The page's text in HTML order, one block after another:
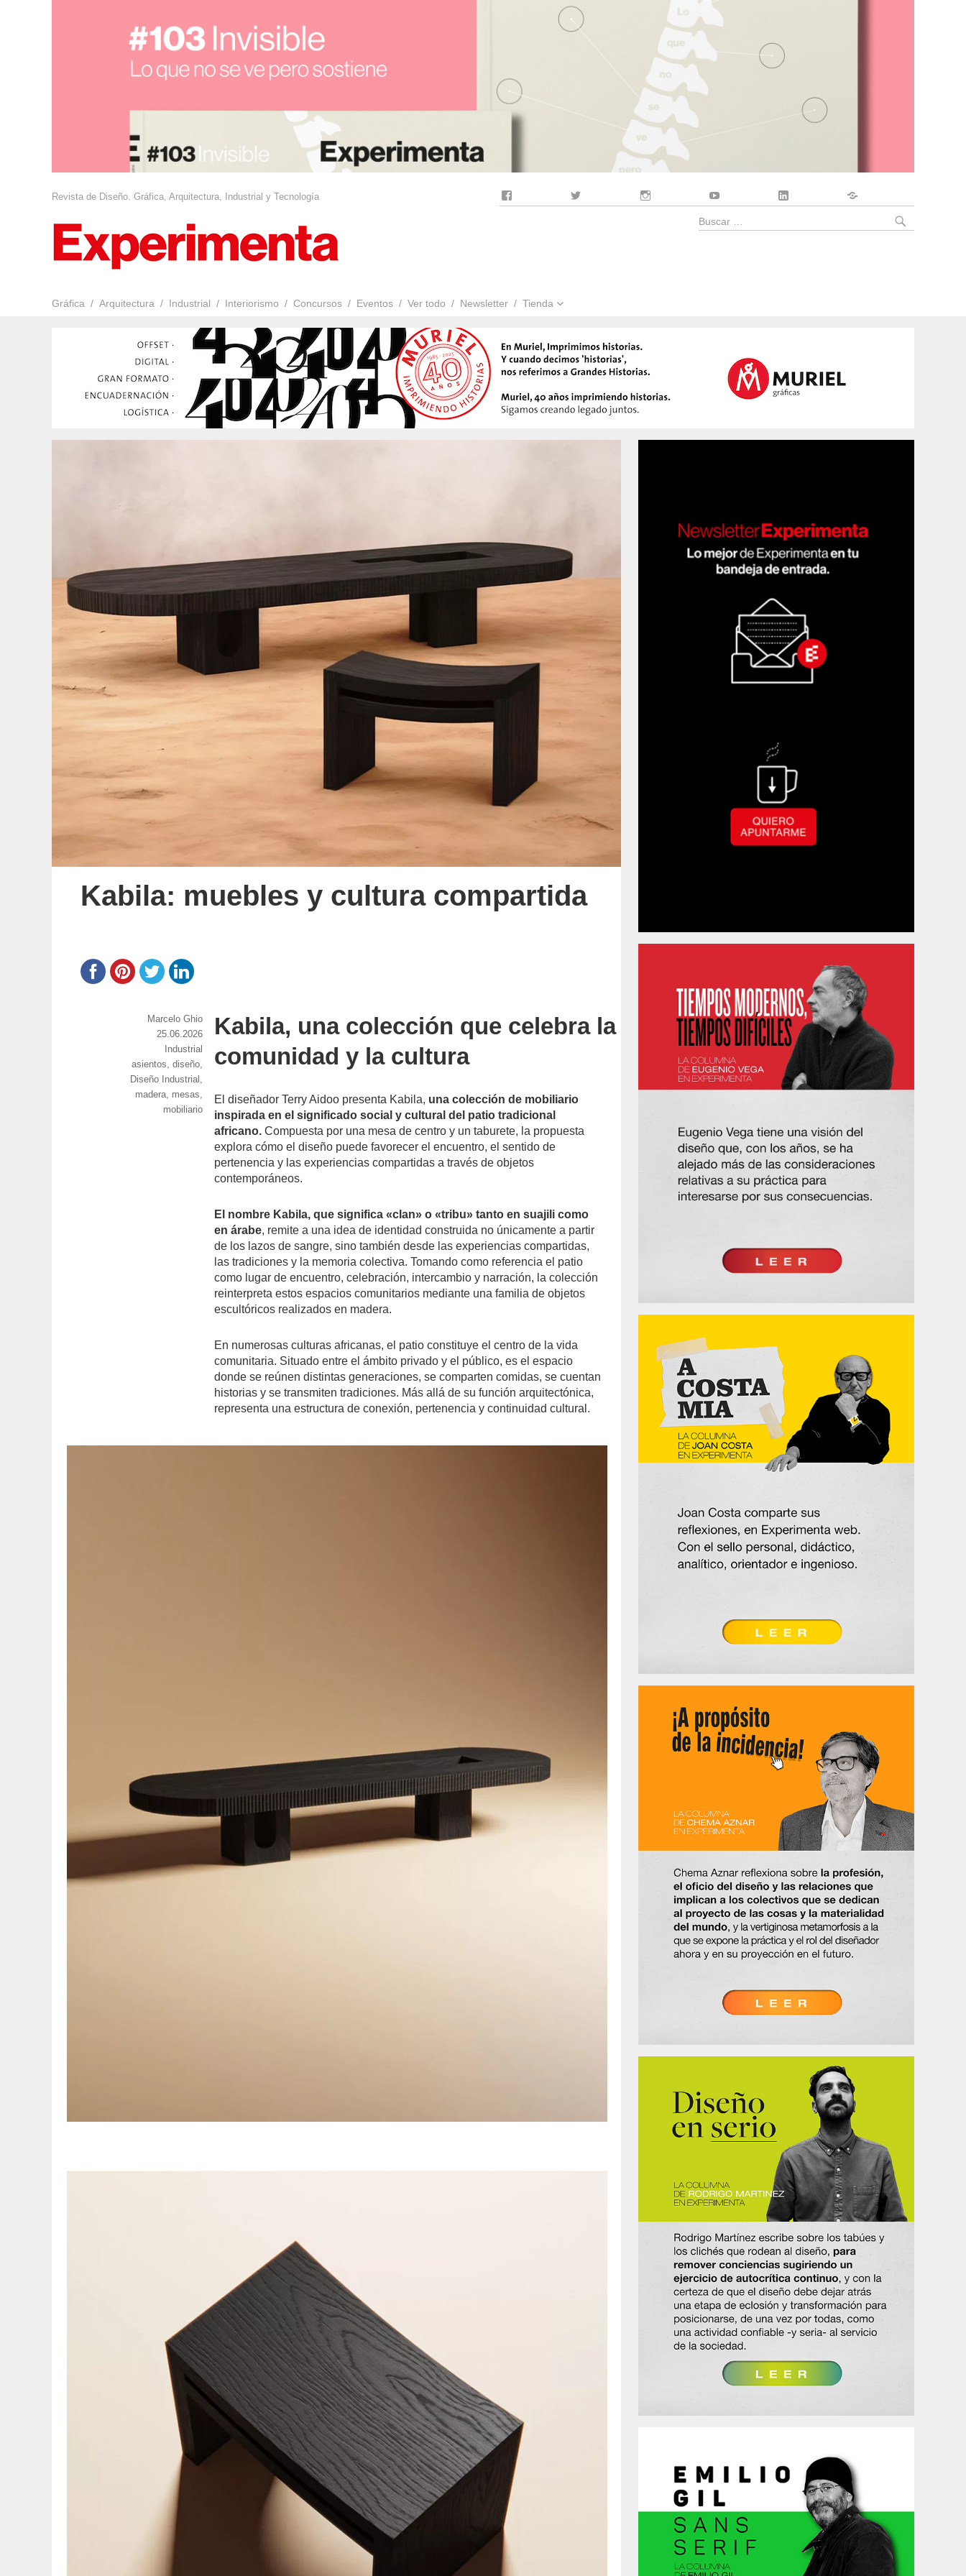
Revista de Diseño. Gráfica, Arquitectura, Industrial y Tecnología
Gráfica Arquitectura Industrial Interiorismo Concursos Eventos Ver todo Newsletter Tienda
Buscar
Kabila: muebles y cultura compartida
Kabila, una colección que celebra la
comunidad y la cultura
El diseñador Terry Aidoo presenta Kabila, una colección de mobiliario
inspirada en el significado social y cultural del patio tradicional
africano. Compuesta por una mesa de centro y un taburete, la propuesta
explora cómo el diseño puede favorecer el encuentro, el sentido de
pertenencia y las experiencias compartidas a través de objetos
contemporáneos.
El nombre Kabila, que significa «clan» o «tribu» tanto en suajili como
en árabe, remite a una idea de identidad construida no únicamente a partir
de los lazos de sangre, sino también desde las experiencias compartidas,
las tradiciones y la memoria colectiva. Tomando como referencia el patio
como lugar de encuentro, celebración, intercambio y narración, la colección
reinterpreta estos espacios comunitarios mediante una familia de objetos
escultóricos realizados en madera.
En numerosas culturas africanas, el patio constituye el centro de la vida
comunitaria. Situado entre el ámbito privado y el público, es el espacio
donde se reúnen distintas generaciones, se comparten comidas, se cuentan
historias y se transmiten tradiciones. Más allá de su función arquitectónica,
representa una estructura de conexión, pertenencia y continuidad cultural.
https://www.experimenta.es/author/marcelo-
ghio/
Marcelo Ghio
Publicado
25.06.2026
Categorías
Industrial
Etiquetas
asientos,diseño,
Diseño Industrial ,
madera, mesas,
mobiliario